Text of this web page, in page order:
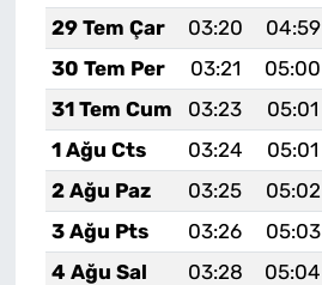
29 Tem Çar
03:20 04:59
30 Tem Per
03:21 05:00
31 Tem Cum
03:23 05:01
1 Ağu Cts
03:24 05:01
2 Ağu Paz
03:25 05:02
3 Ağu Pts
03:26 05:03
4 Ağu Sal
03:28 05:04